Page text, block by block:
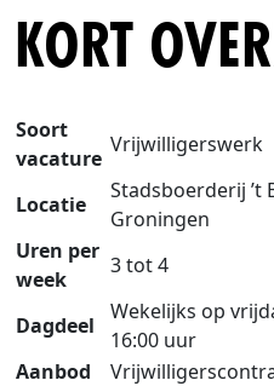
KORT
Soort
vacature
Vrijwilligerswerk
Locatie
Stadsboerderij ’t
Groningen
Uren per
week
3 tot 4
Dagdeel
Wekelijks op
16:00 uur
Aanbod